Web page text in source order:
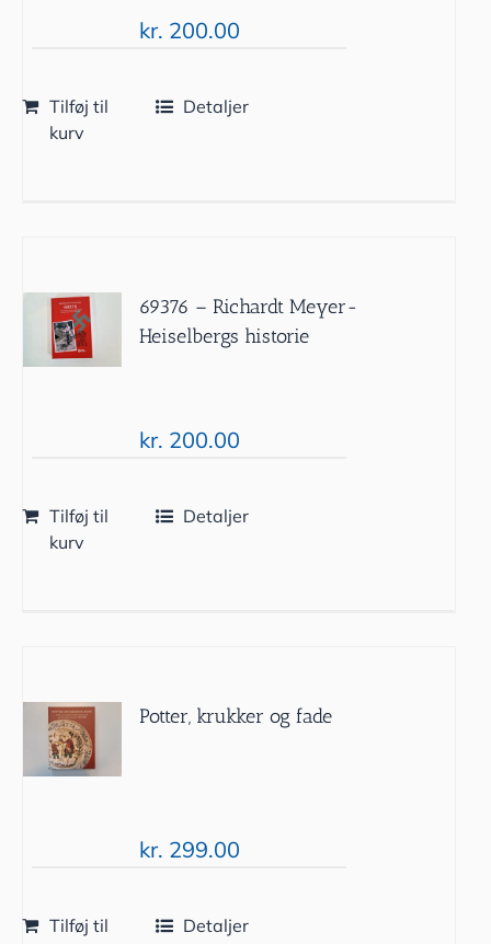
kr. 200.00
Tilføj til
kurv
Detaljer
69376 – Richardt Meyer-
Heiselbergs historie
kr. 200.00
Tilføj til
kurv
Detaljer
Potter, krukker og fade
kr. 299.00
Tilføj til
Detaljer